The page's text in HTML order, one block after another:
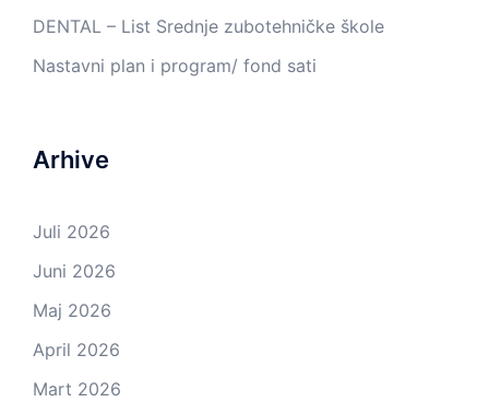
DENTAL – List Srednje zubotehničke škole
Nastavni plan i program/ fond sati
Arhive
Juli 2026
Juni 2026
Maj 2026
April 2026
Mart 2026